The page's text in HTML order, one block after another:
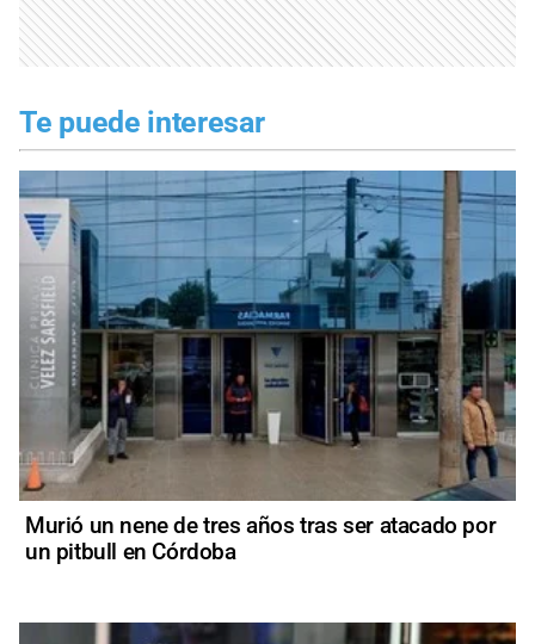
Te puede interesar
Murió un nene de tres años tras ser atacado por
un pitbull en Córdoba